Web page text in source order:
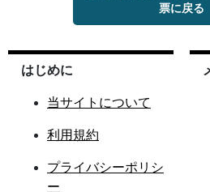
票に戻る
はじめに
当サイトについて
利用規約
プライバシーポリシ
ー